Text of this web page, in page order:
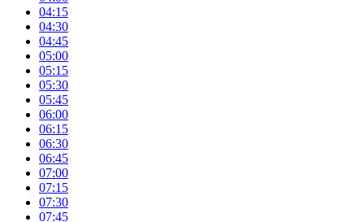
04:15
04:30
04:45
05:00
05:15
05:30
05:45
06:00
06:15
06:30
06:45
07:00
07:15
07:30
07:45